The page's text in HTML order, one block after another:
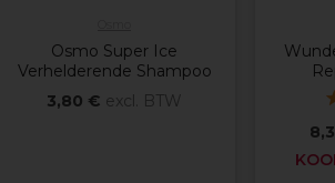
Osmo Super Ice
Verhelderende Shampoo
3,80 € excl. BTW